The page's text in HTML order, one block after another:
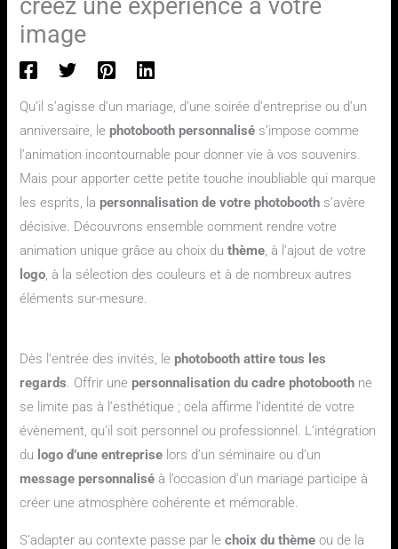
créez une expérience à votre
image
Qu’il s’agisse d’un mariage, d’une soirée d’entreprise ou d’un
anniversaire, lephotobooth personnalisé s’impose comme
l’animation incontournable pour donner vie à vos souvenirs.
Mais pour apporter cette petite touche inoubliable qui marque
les esprits, lapersonnalisation de votre photobooth s’avère
décisive. Découvrons ensemble comment rendre votre
animation unique grâce au choix duthème, à l’ajout de votre
logo, à la sélection des couleurs et à de nombreux autres
éléments sur-mesure.
Dès l’entrée des invités, lephotobooth attire tous les
regards. Offrir unepersonnalisation du cadre photobooth ne
se limite pas à l’esthétique ; cela affirme l’identité de votre
évènement, qu’il soit personnel ou professionnel. L’intégration
du logo d’une entreprise lors d’un séminaire ou d’un
message personnalisé à l’occasion d’un mariage participe à
créer une atmosphère cohérente et mémorable.
S’adapter au contexte passe par lechoix du thème ou de la